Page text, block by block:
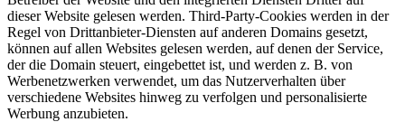
dieser Website gelesen werden. Third-Party-Cookies werden in der
Regel von Drittanbieter-Diensten auf anderen Domains gesetzt,
können auf allen Websites gelesen werden, auf denen der Service,
der die Domain steuert, eingebettet ist, und werden z. B. von
Werbenetzwerken verwendet, um das Nutzerverhalten über
verschiedene Websites hinweg zu verfolgen und personalisierte
Werbung anzubieten.